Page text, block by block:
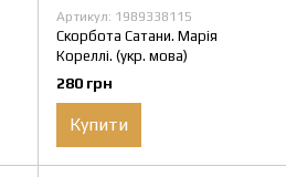
Артикул: 1989338115
Скорбота Сатани. Марія
Кореллі. (укр. мова)
280 грн
Купити